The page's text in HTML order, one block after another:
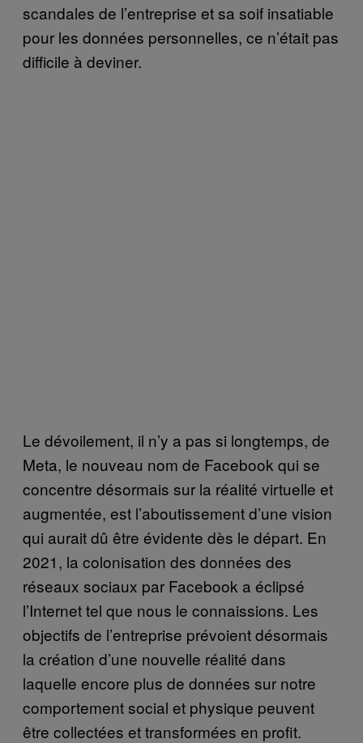
scandales de l’entreprise et sa soif insatiable
pour les données personnelles, ce n’était pas
difficile à deviner.
Le dévoilement, il n’y a pas si longtemps, de
Meta, le nouveau nom de Facebook qui se
concentre désormais sur la réalité virtuelle et
augmentée, est l’aboutissement d’une vision
qui aurait dû être évidente dès le départ. En
2021, la colonisation des données des
réseaux sociaux par Facebook a éclipsé
l’Internet tel que nous le connaissions. Les
objectifs de l’entreprise prévoient désormais
la création d’une nouvelle réalité dans
laquelle encore plus de données sur notre
comportement social et physique peuvent
être collectées et transformées en profit.